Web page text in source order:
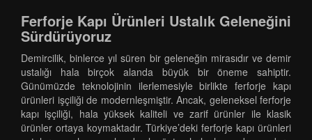
Ferforje Kapı Ürünleri Ustalık Geleneğini
Sürdürüyoruz
Demircilik, binlerce yıl süren bir geleneğin mirasıdır ve demir
ustalığı hala birçok alanda büyük bir öneme sahiptir.
Günümüzde teknolojinin ilerlemesiyle birlikte ferforje kapı
ürünleri işçiliği de modernleşmiştir. Ancak, geleneksel ferforje
kapı işçiliği, hala yüksek kaliteli ve zarif ürünler ile klasik
ürünler ortaya koymaktadır. Türkiye’deki ferforje kapı ürünleri